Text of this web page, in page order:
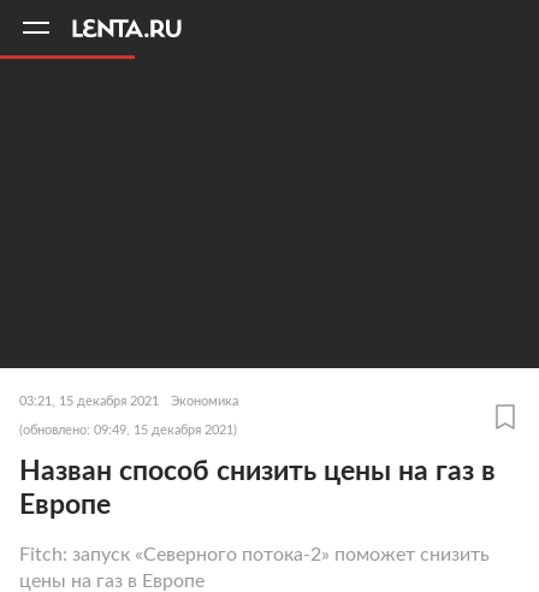
03:21, 15 декабря 2021 Экономика
(обновлено: 09:49, 15 декабря 2021)
Назван способ снизить цены на газ в
Европе
Fitch: запуск «Северного потока-2» поможет снизить
цены на газ в Европе